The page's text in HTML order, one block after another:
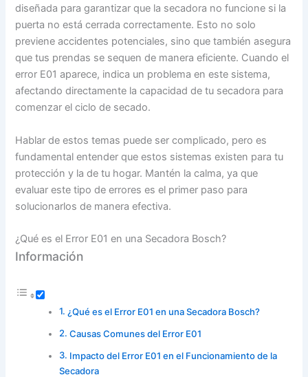
diseñada para garantizar que la secadora no funcione si la
puerta no está cerrada correctamente. Esto no solo
previene accidentes potenciales, sino que también asegura
que tus prendas se sequen de manera eficiente. Cuando el
error E01 aparece, indica un problema en este sistema,
afectando directamente la capacidad de tu secadora para
comenzar el ciclo de secado.
Hablar de estos temas puede ser complicado, pero es
fundamental entender que estos sistemas existen para tu
protección y la de tu hogar. Mantén la calma, ya que
evaluar este tipo de errores es el primer paso para
solucionarlos de manera efectiva.
¿Qué es el Error E01 en una Secadora Bosch?
Información
¿Qué es el Error E01 en una Secadora Bosch?
Causas Comunes del Error E01
Impacto del Error E01 en el Funcionamiento de la
Secadora